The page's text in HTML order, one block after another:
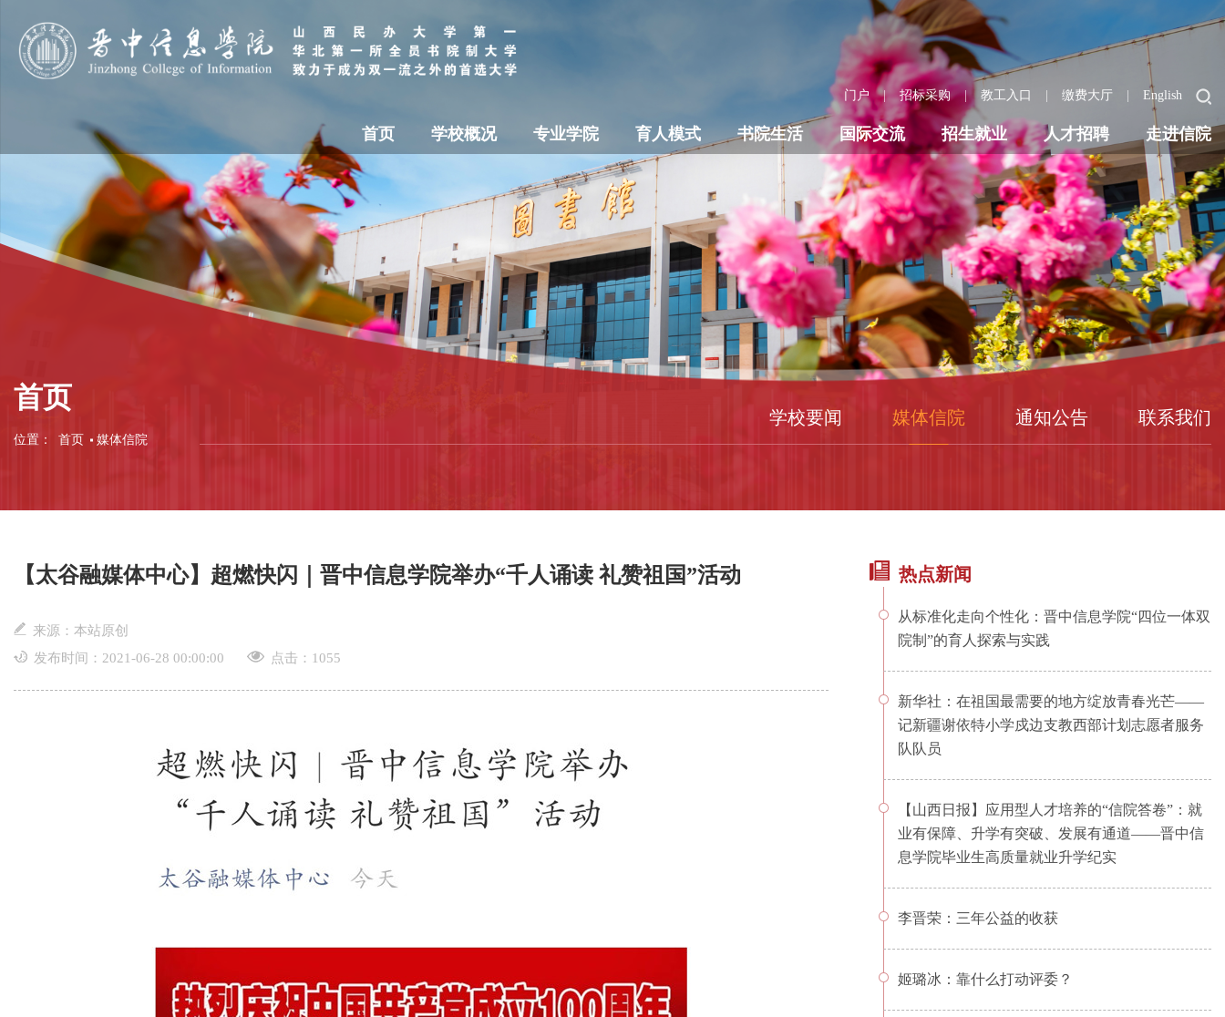
门户 | 招标采购 | 教工入口 | 缴费大厅 | English
首页 学校概况 专业学院 育人模式 书院生活 国际交流 招生就业 人才招聘 走进信院
首页
位置： 首页 媒体信院
学校要闻 媒体信院 通知公告 联系我们
【太谷融媒体中心】超燃快闪｜晋中信息学院举办“千人诵读 礼赞祖国”活动
来源：本站原创
发布时间：2021-06-28 00:00:00
点击： 1055
热点新闻
从标准化走向个性化：晋中信息学院“四位一体双
院制”的育人探索与实践
新华社：在祖国最需要的地方绽放青春光芒——
记新疆谢依特小学戍边支教西部计划志愿者服务
队队员
【山西日报】应用型人才培养的“信院答卷”：就
业有保障、升学有突破、发展有通道——晋中信
息学院毕业生高质量就业升学纪实
李晋荣：三年公益的收获
姬璐冰：靠什么打动评委？